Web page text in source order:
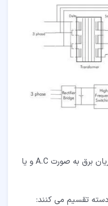
این دسته، خود تولید کننده جریان برق به صورت A.C و یا
دسته تقسیم می کنند: